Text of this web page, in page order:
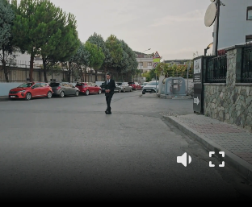
Złoty chłopak